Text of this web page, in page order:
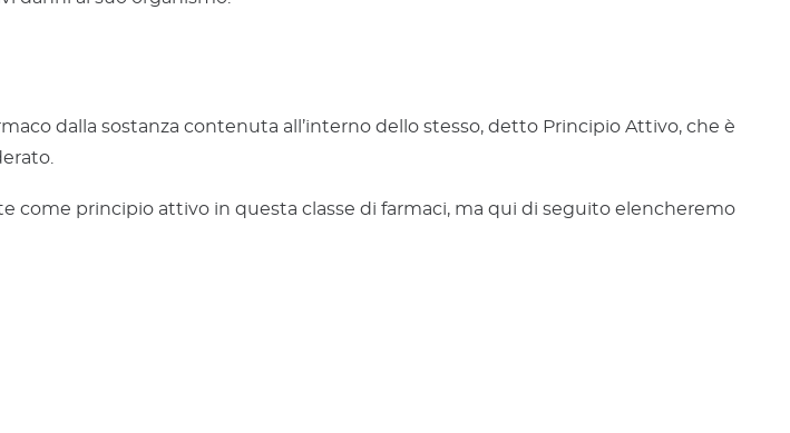
dalla sostanza contenuta all’interno dello stesso, detto Principio Attivo, che è
come principio attivo in questa classe di farmaci, ma qui di seguito elencheremo